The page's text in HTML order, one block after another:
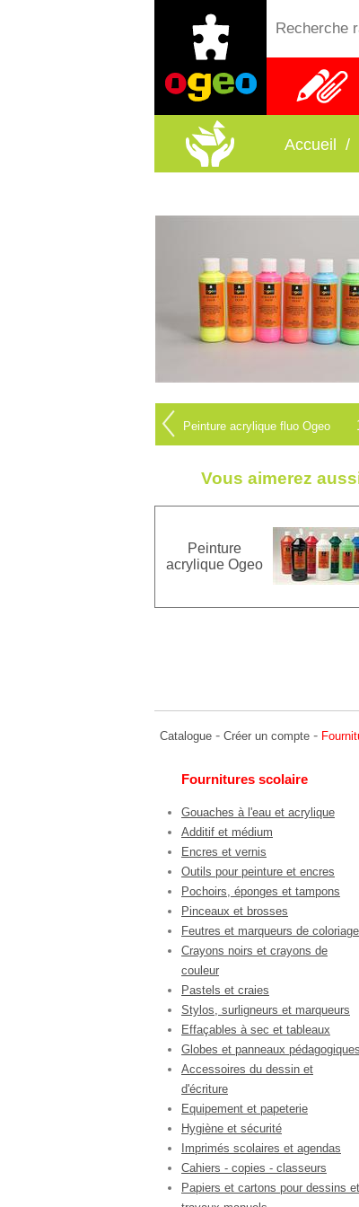
Fournitures
scolaires
Accueil /
Peinture acrylique fluo Ogeo
Vous aimerez
Peinture
acrylique Ogeo
Catalogue - Créer un compte -
Fournitures scolaire
Gouaches à l'eau et acrylique
Additif et médium
Encres et vernis
Outils pour peinture et encres
Pochoirs, éponges et tampons
Pinceaux et brosses
Feutres et marqueurs de coloriage
Crayons noirs et crayons de
couleur
Pastels et craies
Stylos, surligneurs et marqueurs
Effaçables à sec et tableaux
Globes et panneaux pédagogiques
Accessoires du dessin et
d'écriture
Equipement et papeterie
Hygiène et sécurité
Imprimés scolaires et agendas
Cahiers - copies - classeurs
Papiers et cartons pour dessins et